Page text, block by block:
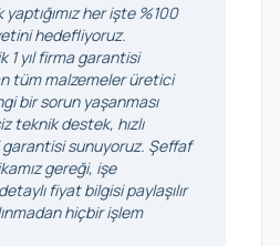
yaptığımız her işte %100
hedefliyoruz.
1 yıl firma garantisi
tüm malzemeler üretici
bir sorun yaşanması
teknik destek, hızlı
sunuyoruz. Şeffaf
gereği, işe
fiyat bilgisi paylaşılır
hiçbir işlem